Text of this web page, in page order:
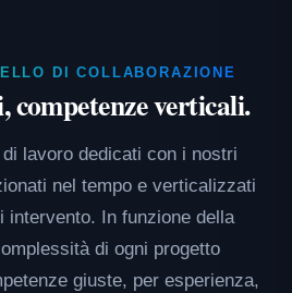
DI COLLABORAZIONE
competenze verticali.
lavoro dedicati con i nostri
nel tempo e verticalizzati
intervento. In funzione della
di ogni progetto
giuste, per esperienza,